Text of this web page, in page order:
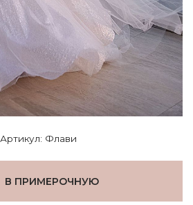
Артикул: Флави
В ПРИМЕРОЧНУЮ